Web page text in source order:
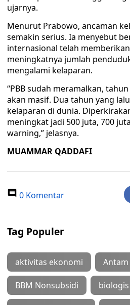
ujarnya.
Menurut Prabowo, ancaman
semakin serius. Ia menyebut
internasional telah
meningkatnya jumlah
mengalami kelaparan.
“PBB sudah meramalkan,
akan masif. Dua tahun yang
kelaparan di dunia.
meningkat jadi 500 juta, 700
warning,” jelasnya.
MUAMMAR QADDAFI
0 Komentar
Tag Populer
aktivitas ekonomi Antam
BBM Nonsubsidi biologis